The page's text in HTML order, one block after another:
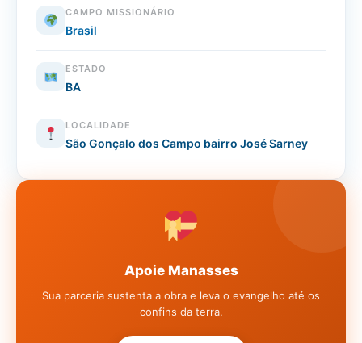
CAMPO MISSIONÁRIO
Brasil
ESTADO
BA
LOCALIDADE
São Gonçalo dos Campo bairro José Sarney
Apoie Manasses
Sua parceria sustenta a obra e leva o evangelho até os
confins da terra.